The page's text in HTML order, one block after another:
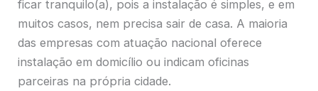
ficar tranquilo(a), pois a instalação é simples, e em
muitos casos, nem precisa sair de casa. A maioria
das empresas com atuação nacional oferece
instalação em domicílio ou indicam oficinas
parceiras na própria cidade.